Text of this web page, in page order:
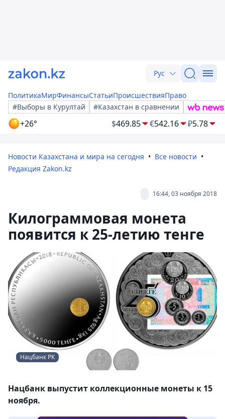
Рус
ПолитикаМирФинансыСтатьиПроисшествияПраво
#Выборы в Курултай
#Казахстан в сравнении
+26° $469.85 €542.16 ₽5.78
Новости Казахстана и мира на сегодня
Все новости
Редакция Zakon.kz
16:44, 03 ноября 2018
Килограммовая монета
появится к 25-летию тенге
Нацбанк РК
Нацбанк выпустит коллекционные монеты к 15
ноября.